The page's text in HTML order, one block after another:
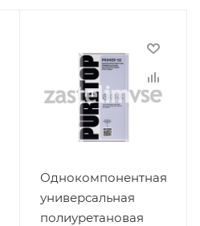
Однокомпонентная
универсальная
полиуретановая